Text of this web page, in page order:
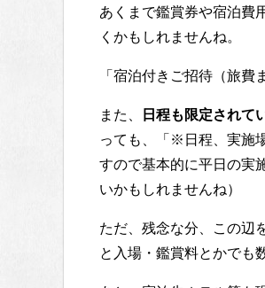
あくまで鑑賞券や宿泊費
くかもしれませんね。
「宿泊付きご招待（旅費
また、 日程も限定されて
っても、「※日程、実施
すので基本的に平日の実
いかもしれませんね）
ただ、残念な分、この辺
と入場・鑑賞料とかでも